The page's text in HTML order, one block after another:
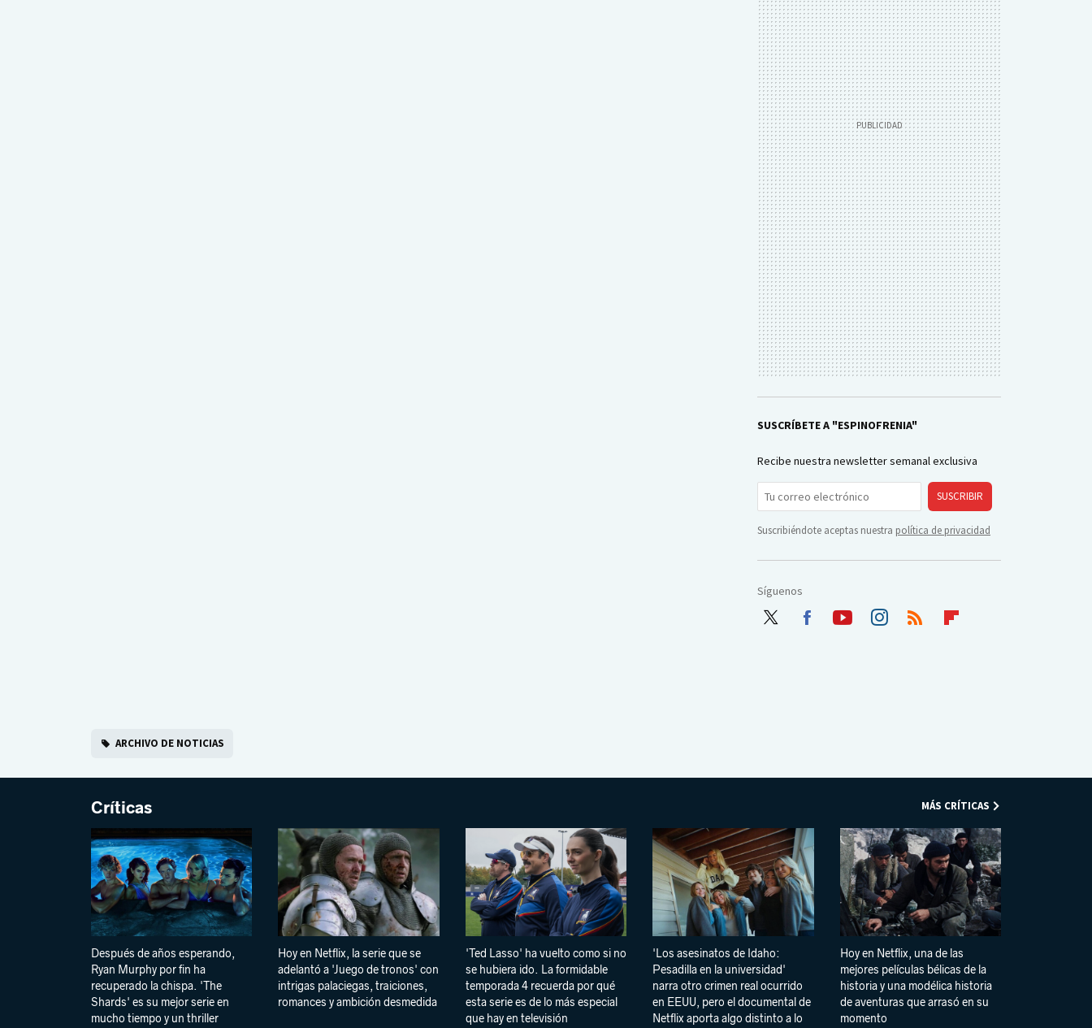
SUSCRÍBETE A "ESPINOFRENIA"
Recibe nuestra newsletter semanal exclusiva
SUSCRIBIR
Suscribiéndote aceptas nuestra política de privacidad
Síguenos
ARCHIVO DE NOTICIAS
Críticas
Después de años esperando,
Ryan Murphy por fin ha
recuperado la chispa. 'The
Shards' es su mejor serie en
mucho tiempo y un thriller
Hoy en Netflix, la serie que se
adelantó a 'Juego de tronos' con
intrigas palaciegas, traiciones,
romances y ambición desmedida
'Ted Lasso' ha vuelto como si no
se hubiera ido. La formidable
temporada 4 recuerda por qué
esta serie es de lo más especial
que hay en televisión
'Los asesinatos de Idaho:
Pesadilla en la universidad'
narra otro crimen real ocurrido
en EEUU, pero el documental de
Netflix aporta algo distinto a lo
Hoy en Netflix, una de las
mejores películas bélicas de la
historia y una modélica historia
de aventuras que arrasó en su
momento
MÁS CRÍTICAS